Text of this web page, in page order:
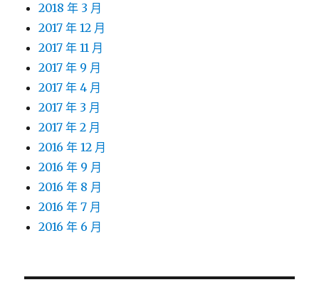
2018 年 3 月
2017 年 12 月
2017 年 11 月
2017 年 9 月
2017 年 4 月
2017 年 3 月
2017 年 2 月
2016 年 12 月
2016 年 9 月
2016 年 8 月
2016 年 7 月
2016 年 6 月